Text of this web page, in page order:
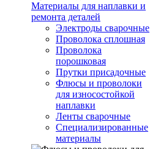
Материалы для наплавки и
ремонта деталей
Электроды сварочные
Проволока сплошная
Проволока
порошковая
Прутки присадочные
Флюсы и проволоки
для износостойкой
наплавки
Ленты сварочные
Специализированные
материалы